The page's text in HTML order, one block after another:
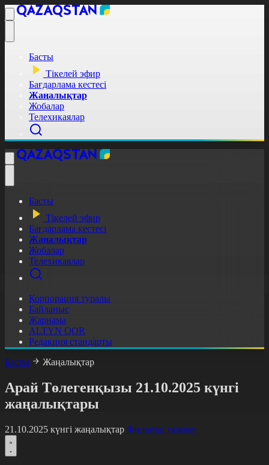
Басты
Тікелей эфир
Бағдарлама кестесі
Жаңалықтар
Жобалар
Телехикаялар
Басты
Тікелей эфир
Бағдарлама кестесі
Жаңалықтар
Жобалар
Телехикаялар
Корпорация туралы
Байланыс
Жарнама
ALTYN QOR
Редакция стандарты
Басты
Жаңалықтар
Арай Төлегенқызы 21.10.2025 күнгі
жаңалықтары
21.10.2025 күнгі жаңалықтар Фильтрді тазалау